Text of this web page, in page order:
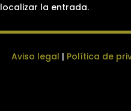
localizar la entrada.
Aviso legal | Política de